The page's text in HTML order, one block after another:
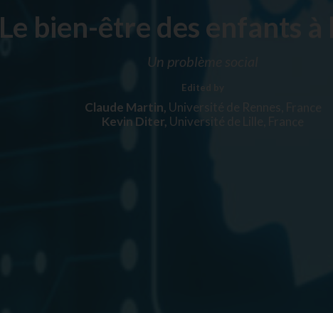
Le bien-être des enfants à
Un problème social
Edited by
Claude Martin, Université de Rennes, France
Kevin Diter, Université de Lille, France